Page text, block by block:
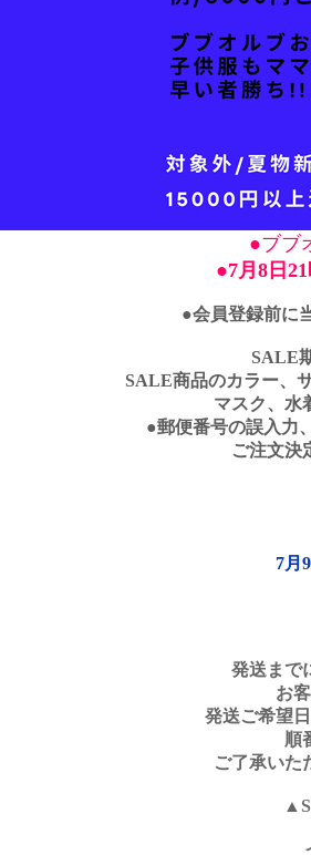
●ブブ
●7月8日
●会員登録前に
SALE
SALE商品のカラー、
マスク、水
●郵便番号の誤入力
ご注文決
7月
発送まで
お
発送ご希望
順
ご了承いた